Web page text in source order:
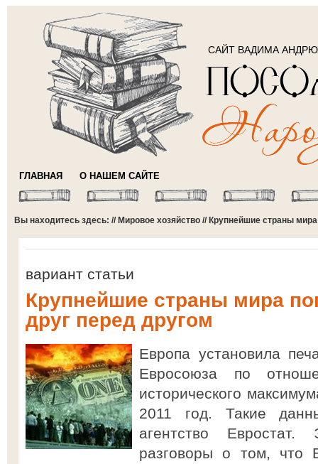
САЙТ ВАДИМА
ГЛАВНАЯ О НАШЕМ САЙТЕ
Вы находитесь здесь: // Мировое хозяйство // Крупнейшие страны
вариант статьи
Крупнейшие страны мира
друг перед другом
Европа установила
Евросоюза по
исторического
2011 год. Такие
агентство Евростат.
разговоры о том, что